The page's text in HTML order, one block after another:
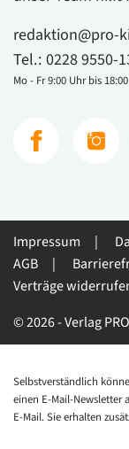
redaktion@pro-
Tel.:0228 9550-
Mo - Fr 9:00 Uhr bis
Impressum
AGB
Verträge
© 2026 - Verlag
Selbstverständlich
einen E-Mail-Newsletter
E-Mail. Sie erhalten